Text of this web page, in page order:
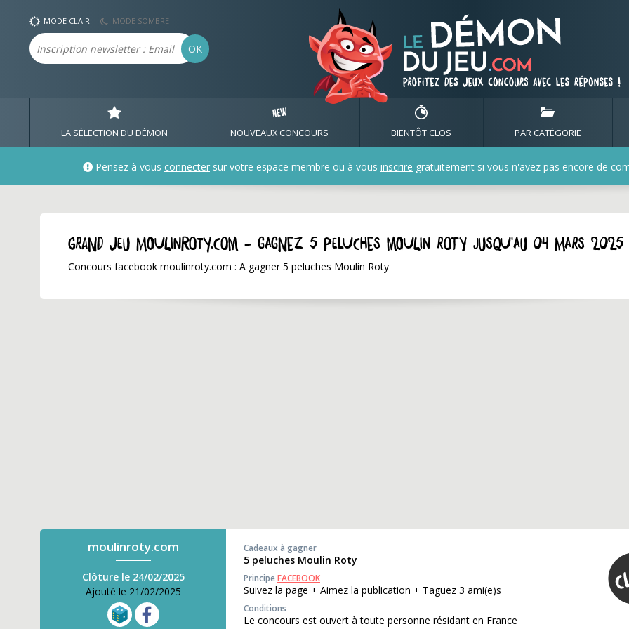
MODE CLAIR MODE SOMBRE
Email OK
LA SÉLECTION DU DÉMON NOUVEAUX CONCOURS BIENTÔT CLOS PAR CATÉGORIE
Pensez à vous connecter sur votre espace membre ou à vous inscrire gratuitement si vous n'avez pas encore de
GRAND JEU moulinroty.com - Gagnez 5 peluches Moulin Roty jusqu'au 04 mars 2025
Concours facebook moulinroty.com : A gagner 5 peluches Moulin Roty
moulinroty.com
Clôture le 24/02/2025
Ajouté le 21/02/2025
Cadeaux à gagner
5 peluches Moulin Roty
PrincipeFACEBOOK
Suivez la page + Aimez la publication + Taguez 3 ami(e)s
Conditions
Le concours est ouvert à toute personne résidant en France